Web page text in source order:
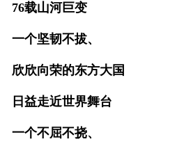
76载山河巨变
一个坚韧不拔、
欣欣向荣的东方大国
日益走近世界舞台
一个不屈不挠、